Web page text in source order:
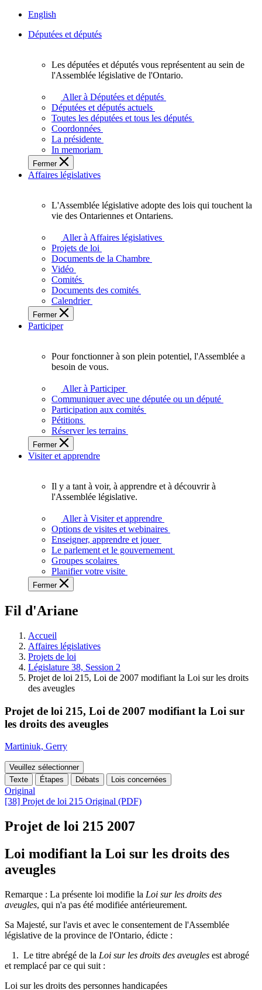
English
Députées et députés
députés
vous
représentent
sein
de
l'Assemblée
législative
l'Ontario.
Les députées et députés vous représentent au sein de
l'Assemblée législative de l'Ontario.
Aller à Députées et députés
Députées et députés actuels
Toutes les députées et tous les députés
Coordonnées
La présidente
In memoriam
Fermer
Affaires législatives
L'Assemblée
adopte
touchent
des
Ontariennes
et
L'Assemblée législative adopte des lois qui touchent la
vie des Ontariennes et Ontariens.
Aller à Affaires législatives
Projets de loi
Documents de la Chambre
Vidéo
Comités
Documents des comités
Calendrier
Fermer
Participer
plein
potentiel,
l'Assemblée
a
besoin
de
Pour fonctionner à son plein potentiel, l'Assemblée a
besoin de vous.
Aller à Participer
Communiquer avec une députée ou un député
Participation aux comités
Pétitions
Réserver les terrains
Fermer
Visiter et apprendre
voir,
apprendre
et
à
à
législative.
Il y a tant à voir, à apprendre et à découvrir à
l'Assemblée législative.
Aller à Visiter et apprendre
Options de visites et webinaires
Enseigner, apprendre et jouer
Le parlement et le gouvernement
Groupes scolaires
Planifier votre visite
Fermer
Fil d'Ariane
Accueil
Affaires législatives
Projets de loi
Législature 38, Session 2
Projet de loi 215, Loi de 2007 modifiant la Loi sur les droits
des aveugles
Projet de loi 215, Loi de 2007 modifiant la Loi sur
les droits des aveugles
Martiniuk, Gerry
Veuillez sélectionner
Texte
Étapes Débats Lois concernées
Original
[38] Projet de loi 215 Original (PDF)
Projet de loi 215 2007
Loi modifiant la Loi sur les droits des
aveugles
Remarque : La présente loi modifie la Loi sur les droits des
aveugles, qui n'a pas été modifiée antérieurement.
Sa Majesté, sur l'avis et avec le consentement de l'Assemblée
législative de la province de l'Ontario, édicte :
1. Le titre abrégé de la Loi sur les droits des aveugles est abrogé
et remplacé par ce qui suit :
Loi sur les droits des personnes handicapées